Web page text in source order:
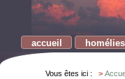
accueil homélies
Vous êtes ici :